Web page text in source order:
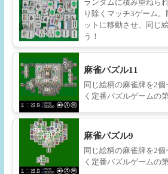
ランダムに積み重ねら
り除くマッチ3ゲーム
ットに移動させ、同じ
う！
麻雀パズル11
同じ絵柄の麻雀牌を2
く定番パズルゲームの第
麻雀パズル9
同じ絵柄の麻雀牌を2
く定番パズルゲームの第